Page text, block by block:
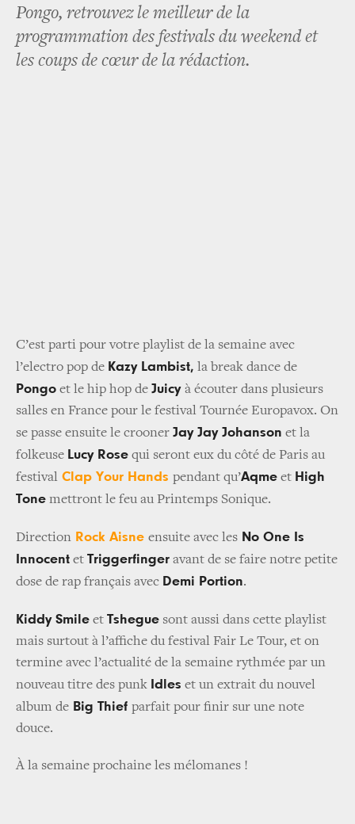
Pongo, retrouvez le meilleur de la
programmation des festivals du weekend et
les coups de cœur de la rédaction.
C’est parti pour votre playlist de la semaine avec
l’electro pop de Kazy Lambist, la break dance de
Pongo et le hip hop de Juicy à écouter dans plusieurs
salles en France pour le festival Tournée Europavox. On
se passe ensuite le crooner Jay Jay Johanson et la
folkeuse Lucy Rose qui seront eux du côté de Paris au
festival Clap Your Hands pendant qu’Aqme et High
Tone mettront le feu au Printemps Sonique.
Direction Rock Aisne ensuite avec les No One Is
Innocent et Triggerfinger avant de se faire notre petite
dose de rap français avec Demi Portion.
Kiddy Smile et Tshegue sont aussi dans cette playlist
mais surtout à l’affiche du festival Fair Le Tour, et on
termine avec l’actualité de la semaine rythmée par un
nouveau titre des punk Idles et un extrait du nouvel
album de Big Thief parfait pour finir sur une note
douce.
À la semaine prochaine les mélomanes !